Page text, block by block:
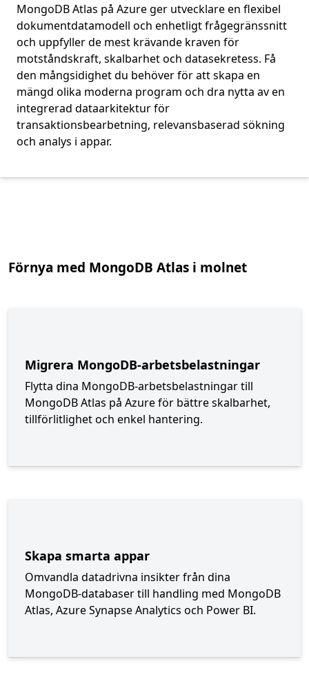
MongoDB Atlas på Azure ger utvecklare en flexibel
dokumentdatamodell och enhetligt frågegränssnitt
och uppfyller de mest krävande kraven för
motståndskraft, skalbarhet och datasekretess. Få
den mångsidighet du behöver för att skapa en
mängd olika moderna program och dra nytta av en
integrerad dataarkitektur för
transaktionsbearbetning, relevansbaserad sökning
och analys i appar.
Förnya med MongoDB Atlas i molnet
Migrera MongoDB-arbetsbelastningar
Flytta dina MongoDB-arbetsbelastningar till
MongoDB Atlas på Azure för bättre skalbarhet,
tillförlitlighet och enkel hantering.
Skapa smarta appar
Omvandla datadrivna insikter från dina
MongoDB-databaser till handling med MongoDB
Atlas, Azure Synapse Analytics och Power BI.